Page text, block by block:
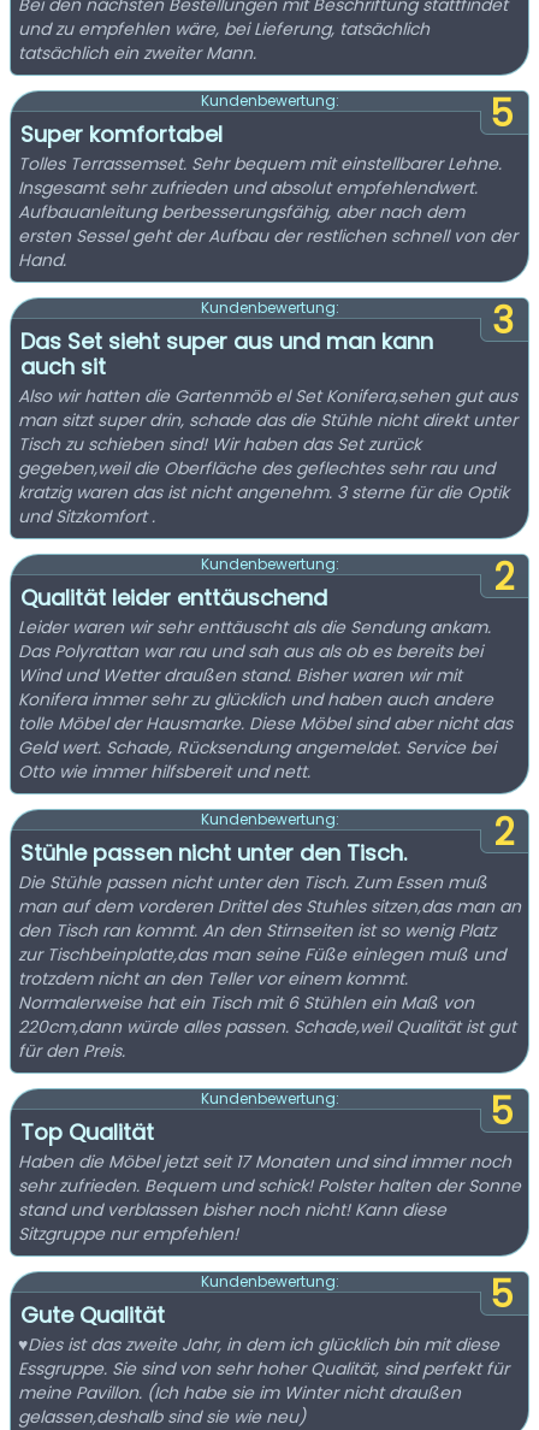
Bei den nächsten Bestellungen mit Beschriftung stattfindet
und zu empfehlen wäre, bei Lieferung, tatsächlich
tatsächlich ein zweiter Mann.
5
Kundenbewertung:
Super komfortabel
Tolles Terrassemset. Sehr bequem mit einstellbarer Lehne.
Insgesamt sehr zufrieden und absolut empfehlendwert.
Aufbauanleitung berbesserungsfähig, aber nach dem
ersten Sessel geht der Aufbau der restlichen schnell von der
Hand.
3
Kundenbewertung:
Das Set sieht super aus und man kann
auch sit
Also wir hatten die Gartenmöb el Set Konifera,sehen gut aus
man sitzt super drin, schade das die Stühle nicht direkt unter
Tisch zu schieben sind! Wir haben das Set zurück
gegeben,weil die Oberfläche des geflechtes sehr rau und
kratzig waren das ist nicht angenehm. 3 sterne für die Optik
und Sitzkomfort .
2
Kundenbewertung:
Qualität leider enttäuschend
Leider waren wir sehr enttäuscht als die Sendung ankam.
Das Polyrattan war rau und sah aus als ob es bereits bei
Wind und Wetter draußen stand. Bisher waren wir mit
Konifera immer sehr zu glücklich und haben auch andere
tolle Möbel der Hausmarke. Diese Möbel sind aber nicht das
Geld wert. Schade, Rücksendung angemeldet. Service bei
Otto wie immer hilfsbereit und nett.
2
Kundenbewertung:
Stühle passen nicht unter den Tisch.
Die Stühle passen nicht unter den Tisch. Zum Essen muß
man auf dem vorderen Drittel des Stuhles sitzen,das man an
den Tisch ran kommt. An den Stirnseiten ist so wenig Platz
zur Tischbeinplatte,das man seine Füße einlegen muß und
trotzdem nicht an den Teller vor einem kommt.
Normalerweise hat ein Tisch mit 6 Stühlen ein Maß von
220cm,dann würde alles passen. Schade,weil Qualität ist gut
für den Preis.
5
Kundenbewertung:
Top Qualität
Haben die Möbel jetzt seit 17 Monaten und sind immer noch
sehr zufrieden. Bequem und schick! Polster halten der Sonne
stand und verblassen bisher noch nicht! Kann diese
Sitzgruppe nur empfehlen!
5
Kundenbewertung:
Gute Qualität
♥️Dies ist das zweite Jahr, in dem ich glücklich bin mit diese
Essgruppe. Sie sind von sehr hoher Qualität, sind perfekt für
meine Pavillon. (Ich habe sie im Winter nicht draußen
gelassen,deshalb sind sie wie neu)